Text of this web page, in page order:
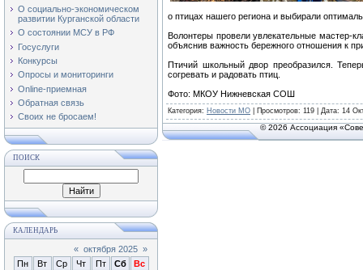
О социально-экономическом
развитии Курганской области
О состоянии МСУ в РФ
Госуслуги
Конкурсы
Опросы и мониторинги
Online-приемная
Обратная связь
Своих не бросаем!
ПОИСК
КАЛЕНДАРЬ
« октября 2025 »
Пн
Вт Ср Чт Пт Сб
Вс
о птицах нашего региона и выбирали
Волонтеры провели увлекательные мастер-
объяснив важность бережного отношения к
Птичий школьный двор преобразился.
согревать и радовать птиц.
Фото: МКОУ Нижневская СОШ
Категория: Новости МО Просмотров: 119 | Дата: 14
© 2026 Ассоциация